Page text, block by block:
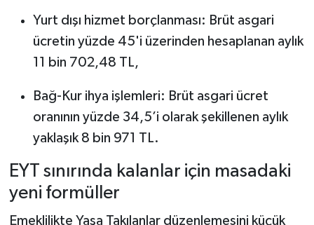
Yurt dışı hizmet borçlanması: Brüt asgari
ücretin yüzde 45'i üzerinden hesaplanan aylık
11 bin 702,48 TL,
Bağ-Kur ihya işlemleri: Brüt asgari ücret
oranının yüzde 34,5’i olarak şekillenen aylık
yaklaşık 8 bin 971 TL.
EYT sınırında kalanlar için masadaki
yeni formüller
Emeklilikte Yaşa Takılanlar düzenlemesini küçük